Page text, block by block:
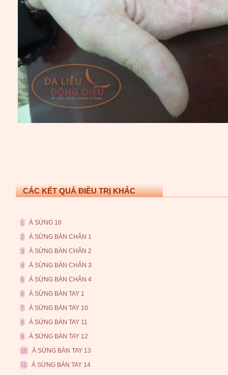
CÁC KẾT QUẢ ĐIỀU TRỊ KHÁC
1 Á SỪNG 16
2 Á SỪNG BÀN CHÂN 1
3 Á SỪNG BÀN CHÂN 2
4 Á SỪNG BÀN CHÂN 3
5 Á SỪNG BÀN CHÂN 4
6 Á SỪNG BÀN TAY 1
7 Á SỪNG BÀN TAY 10
8 Á SỪNG BÀN TAY 11
9 Á SỪNG BÀN TAY 12
10 Á SỪNG BÀN TAY 13
11 Á SỪNG BÀN TAY 14